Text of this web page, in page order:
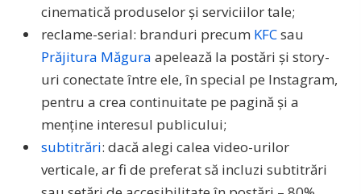
cinematică produselor și serviciilor tale;
reclame-serial: branduri precum KFCsau
Prăjitura Măgura apelează la postări și story-
uri conectate între ele, în special pe Instagram,
pentru a crea continuitate pe pagină și a
menține interesul publicului;
subtitrări: dacă alegi calea video-urilor
verticale, ar fi de preferat să incluzi subtitrări